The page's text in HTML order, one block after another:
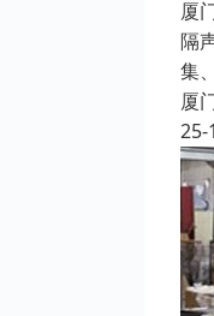
厦
隔
集
厦
25-